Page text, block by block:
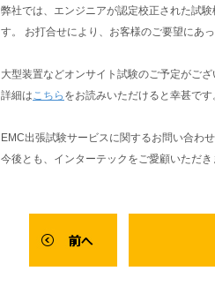
弊社では、エンジニアが認定校正された試
す。 お打合せにより、お客様のご要望にあ
大型装置などオンサイト試験のご予定がご
詳細はこちら をお読みいただけると幸甚です
EMC出張試験サービスに関するお問い合わ
今後とも、インターテックをご愛顧いただ